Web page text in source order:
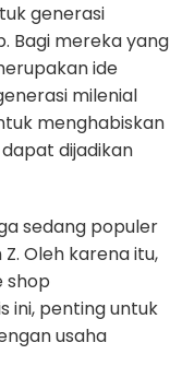
generasi
Bagi mereka yang
ide
milenial
menghabiskan
dijadikan
sedang populer
Oleh karena itu,
shop
ini, penting untuk
usaha